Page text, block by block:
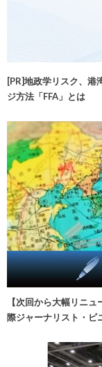
[PR]地政学リスク、港
ジ方法「FFA」とは
【次回から大幅リニ
際ジャーナリスト・ビ